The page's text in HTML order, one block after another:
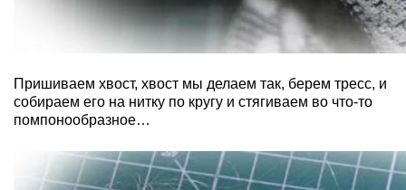
Пришиваем хвост, хвост мы делаем так, берем тресс, и
собираем его на нитку по кругу и стягиваем во что-то
помпонообразное…